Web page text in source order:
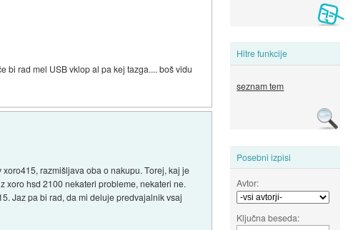
Hitre funkcije
seznam tem
Posebni izpisi
Avtor:
Ključna beseda:
bi rad mel USB vklop al pa kej tazga.... boš vidu
razmišljava oba o nakupu. Torej, kaj je
xoro hsd 2100 nekateri probleme, nekateri ne.
Jaz pa bi rad, da mi deluje predvajalnik vsaj